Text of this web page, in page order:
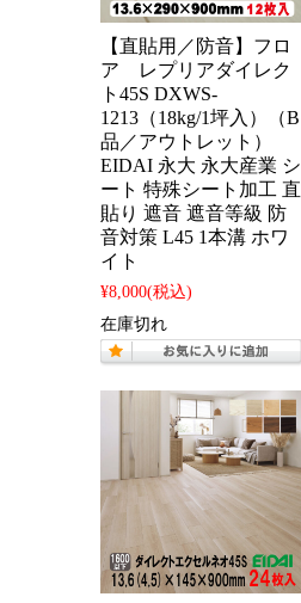
【直貼用／防音】フロ
ア レプリアダイレク
ト45S DXWS-
1213（18kg/1坪入）（B
品／アウトレット）
EIDAI 永大 永大産業 シ
ート 特殊シート加工 直
貼り 遮音 遮音等級 防
音対策 L45 1本溝 ホワ
イト
¥8,000(税込)
在庫切れ